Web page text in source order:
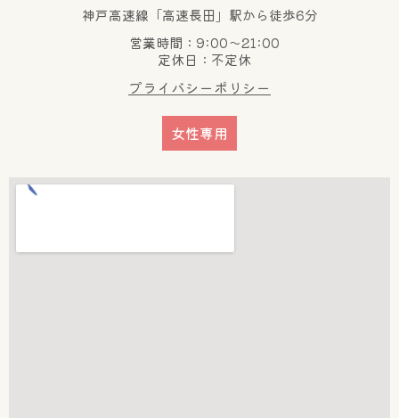
神戸高速線「高速長田」駅から徒歩6分
営業時間：9:00～21:00
定休日：不定休
プライバシーポリシー
女性専用